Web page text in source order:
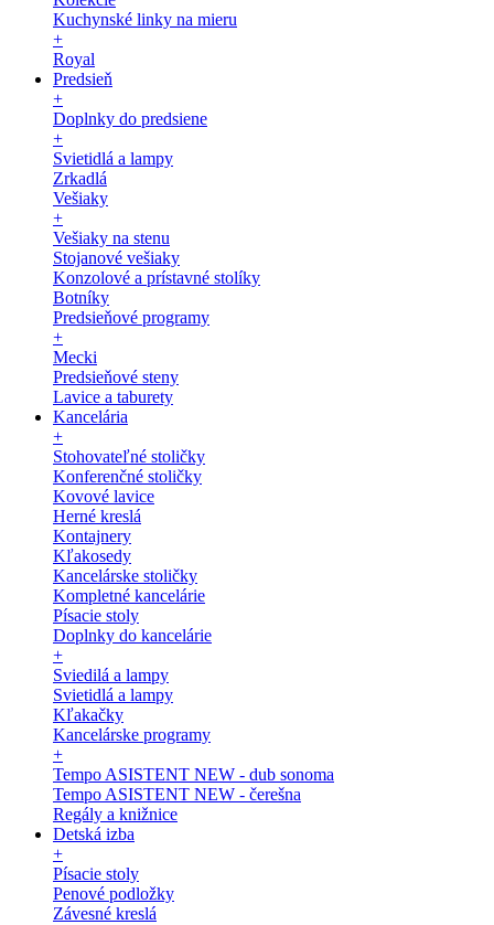
Kuchynské linky na mieru
+
Royal
Predsieň
+
Doplnky do predsiene
+
Svietidlá a lampy
Zrkadlá
Vešiaky
+
Vešiaky na stenu
Stojanové vešiaky
Konzolové a prístavné stolíky
Botníky
Predsieňové programy
+
Mecki
Predsieňové steny
Lavice a taburety
Kancelária
+
Stohovateľné stoličky
Konferenčné stoličky
Kovové lavice
Herné kreslá
Kontajnery
Kľakosedy
Kancelárske stoličky
Kompletné kancelárie
Písacie stoly
Doplnky do kancelárie
+
Sviedilá a lampy
Svietidlá a lampy
Kľakačky
Kancelárske programy
+
Tempo ASISTENT NEW - dub sonoma
Tempo ASISTENT NEW - čerešna
Regály a knižnice
Detská izba
+
Písacie stoly
Penové podložky
Závesné kreslá